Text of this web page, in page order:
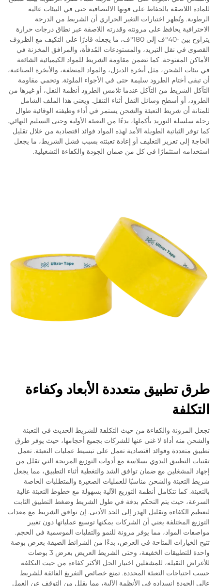
للمادة اللاصقة بالحفاظ على قوتها الالتصاقية حتى في البيئات عالية
الرطوبة. وتُظهر اختبارات التغير الحراري أن الشريط من الدرجة
الاحترافية يحافظ على مرونته وقدرته اللاصقة عبر نطاق درجات حرارة
يتراوح بين -40°ف إلى 180°ف، ما يجعله قادرًا على التكيف مع الظروف
القصوى في نقل التبريد، والمستودعات المُدفأة، والمرافق المخزنة في
الأماكن المفتوحة. كما تضمن مقاومة الشريط للمواد الكيميائية الشائعة
في بيئات الشحن، مثل أبخرة الديزل، والمواد المنظفة، والأبخرة الصناعية،
أن تبقى أختام الطرود سليمة حتى في الأجواء الملوثة. وتحمي مقاومة
التآكل الشريط من التآكل عندما تلامس الطرود أنظمة النقل، أو غيرها من
الطرود، أو أسطح وسائل النقل أثناء التنقل. ويعني هذا الملف الشامل
للمتانة أن شريط التعبئة والشحن يستمر في أداء وظيفته الوقائية طوال
رحلة سلسلة التوريد بأكملها، بدءًا من التعبئة الأولية وحتى التسليم النهائي.
كما توفر الثباتية الطويلة الأمد لهذه المواد فوائد اقتصادية من خلال تقليل
الحاجة إلى تعزيز التغليف أو إعادة تعبئته بسبب فشل الشريط، ما يجعل
استخدامه استثمارًا في كل من ضمان الجودة والكفاءة التشغيلية.
طرق تطبيق متعددة الأبعاد وكفاءة
التكلفة
تجعل المرونة والكفاءة من حيث التكلفة للشريط الحديث في التعبئة
والشحن منه أداة لا غنى عنها للشركات بجميع أحجامها، حيث يوفر طرق
تطبيق متعددة وفوائد اقتصادية تعمل على تبسيط عمليات التعبئة. تعمل
تقنيات التطبيق اليدوي بسلاسة مع أدوات التوزيع المريحة التي تقلل من
إجهاد المشغلين مع ضمان توافق الشد والتغطية أثناء التطبيق، مما يجعل
شريط التعبئة والشحن مناسبًا للعمليات الصغيرة والمتطلبات الخاصة
بالتعبئة. كما تتكامل أنظمة التوزيع الآلية بسهولة مع خطوط التعبئة عالية
السرعة، حيث يتم التحكم بدقة في طول الشريط وضغط التطبيق الثابت
لتعظيم الكفاءة وتقليل الهدر إلى الحد الأدنى. إن توافق الشريط مع معدات
التوزيع المختلفة يعني أن الشركات يمكنها توسيع عملياتها دون تغيير
مواصفات المواد، مما يوفر مرونة للنمو والتقلبات الموسمية في الحجم.
تتيح الخيارات المتاحة في العرض، بدءًا من الشرائط الضيقة بعرض بوصة
واحدة للتطبيقات الخفيفة، وحتى الشريط العريض بعرض 3 بوصات
للأغراض الثقيلة، للمشغلين اختيار الحل الأكثر كفاءة من حيث التكلفة
حسب احتياجات التعبئة المحددة. تمنع خصائص التفريغ الفائقة للشريط
عالي الجودة انسداده في الأنظمة الآلية، مما يقلل من التوقف عن العمل